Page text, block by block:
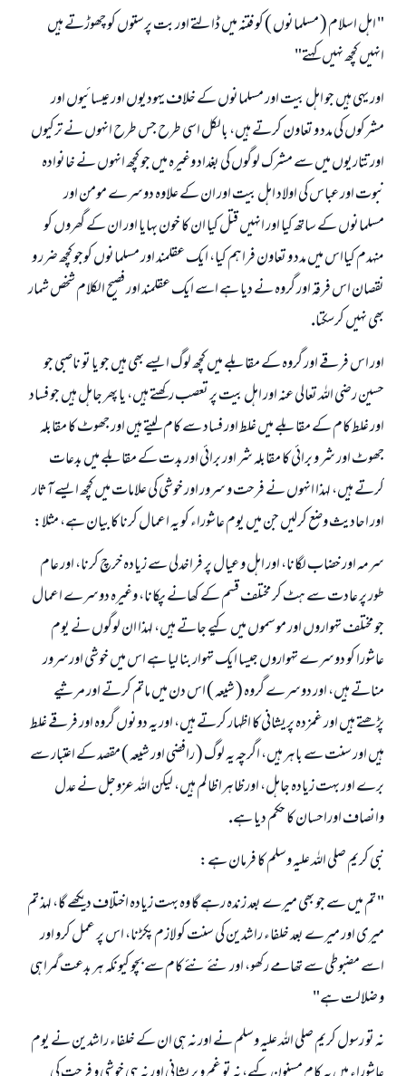
" اہل اسلام ( مسلمانوں ) كو فتنہ ميں ڈالتے اور بت پرستوں كو چھوڑتے ہيں
انہيں كچھ نہيں كہتے"
اور يہى ہيں جو اہل بيت اور مسلمانوں كے خلاف يہوديوں اور عيسائيوں اور
مشركوں كى مدد و تعاون كرتے ہيں، بالكل اسى طرح جس طرح انہوں نے تركيوں
اور تتاريوں ميں سے مشرك لوگوں كى بغداد وغيرہ ميں جو كچھ انہوں نے خانوادہ
نبوت اور عباس كى اولاد اہل بيت اور ان كے علاوہ دوسرے مومن اور
مسلمانوں كے ساتھ كيا اور انہيں قتل كيا ان كا خون بہايا اور ان كے گھروں كو
منہدم كيااس ميں مدد و تعاون فراہم كيا، ايك عقلمند اور مسلمانوں كوجو كچھ ضرر و
نقصان اس فرقہ اور گروہ نے ديا ہے اسے ايك عقلمند اور فصيح الكلام شخص شمار
بھى نہيں كرسكتا.
اور اس فرقے اور گروہ كے مقابلے ميں كچھ لوگ ايسے بھى ہيں جو يا تو ناصبى جو
حسين رضى اللہ تعالى عنہ اور اہل بيت پر تعصب ركھتے ہيں، يا پھر جاہل ہيں جو فساد
اور غلط كام كے مقابلے ميں غلط اور فساد سے كام ليتے ہيں اور جھوٹ كا مقابلہ
جھوٹ اور شر و برائى كا مقابلہ شر اور برائى اور بدت كے مقابلے ميں بدعات
كرتے ہيں، لہذا انہوں نے فرحت و سرور اور خوشى كى علامات ميں كچھ ايسے آثار
اور احاديث وضع كرليں جن ميں يوم عاشوراء كو يہ اعمال كرنا كا بيان ہے، مثلا:
سرمہ اور خضاب لگانا، اور اہل و عيال پر فراخدلى سے زيادہ خرچ كرنا، اور عام
طور پر عادت سے ہٹ كر مختلف قسم كے كھانے پكانا، وغيرہ دوسرے اعمال
جو مختلف تہواروں اور موسموں ميں كيے جاتے ہيں، لہذا ان لوگوں نے يوم
عاشورا كو دوسرے تہواروں جيسا ايك تہوار بنا ليا ہے اس ميں خوشى اورسرور
مناتے ہيں، اور دوسرے گروہ ( شيعہ ) اس دن ميں ماتم كرتے اور مرثيے
پڑھتے ہيں اور غمزدہ پريشانى كا اظہار كرتے ہيں، اور يہ دونوں گروہ اور فرقے غلط
ہيں اور سنت سے باہر ہيں، اگرچہ يہ لوگ ( رافضى اور شيعہ ) مقصد كے اعتبار سے
برے اور بہت زيادہ جاہل، اور ظاہرا ظالم ہيں، ليكن اللہ عزوجل نے عدل
وانصاف اوراحسان كا حكم ديا ہے.
نبى كريم صلى اللہ عليہ وسلم كا فرمان ہے:
" تم ميں سے جو بھى ميرے بعد زندہ رہے گا وہ بہت زيادہ اختلاف ديكھے گا، لہذ تم
ميرى اور ميرے بعد خلفاء راشدين كى سنت كو لازم پكڑنا، اس پر عمل كرو اور
اسے مضبوطى سے تھامے ركھو، اور نئے نئے كام سے بچو كيونكہ ہر بدعت گمراہى
و ضلالت ہے"
نہ تو رسول كريم صلى اللہ عليہ وسلم نے اور نہ ہى ان كے خلفاء راشدين نے يوم